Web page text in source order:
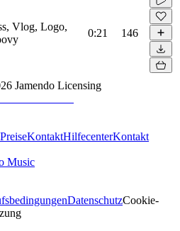
Vlog, Logo,
0:21 146
Jamendo Licensing
PreiseKontaktHilfecenterKontakt
Music
DatenschutzCookie-